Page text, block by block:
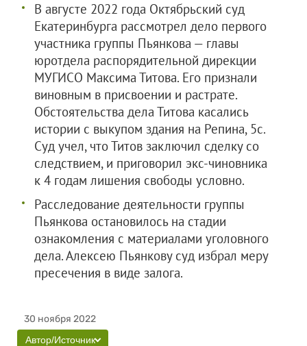
В августе 2022 года Октябрьский суд
Екатеринбурга рассмотрел дело первого
участника группы Пьянкова — главы
юротдела распорядительной дирекции
МУГИСО Максима Титова. Его признали
виновным в присвоении и растрате.
Обстоятельства дела Титова касались
истории с выкупом здания на Репина, 5с.
Суд учел, что Титов заключил сделку со
следствием, и приговорил экс-чиновника
к 4 годам лишения свободы условно.
Расследование деятельности группы
Пьянкова остановилось на стадии
ознакомления с материалами уголовного
дела. Алексею Пьянкову суд избрал меру
пресечения в виде залога.
30 ноября 2022
Автор/Источник